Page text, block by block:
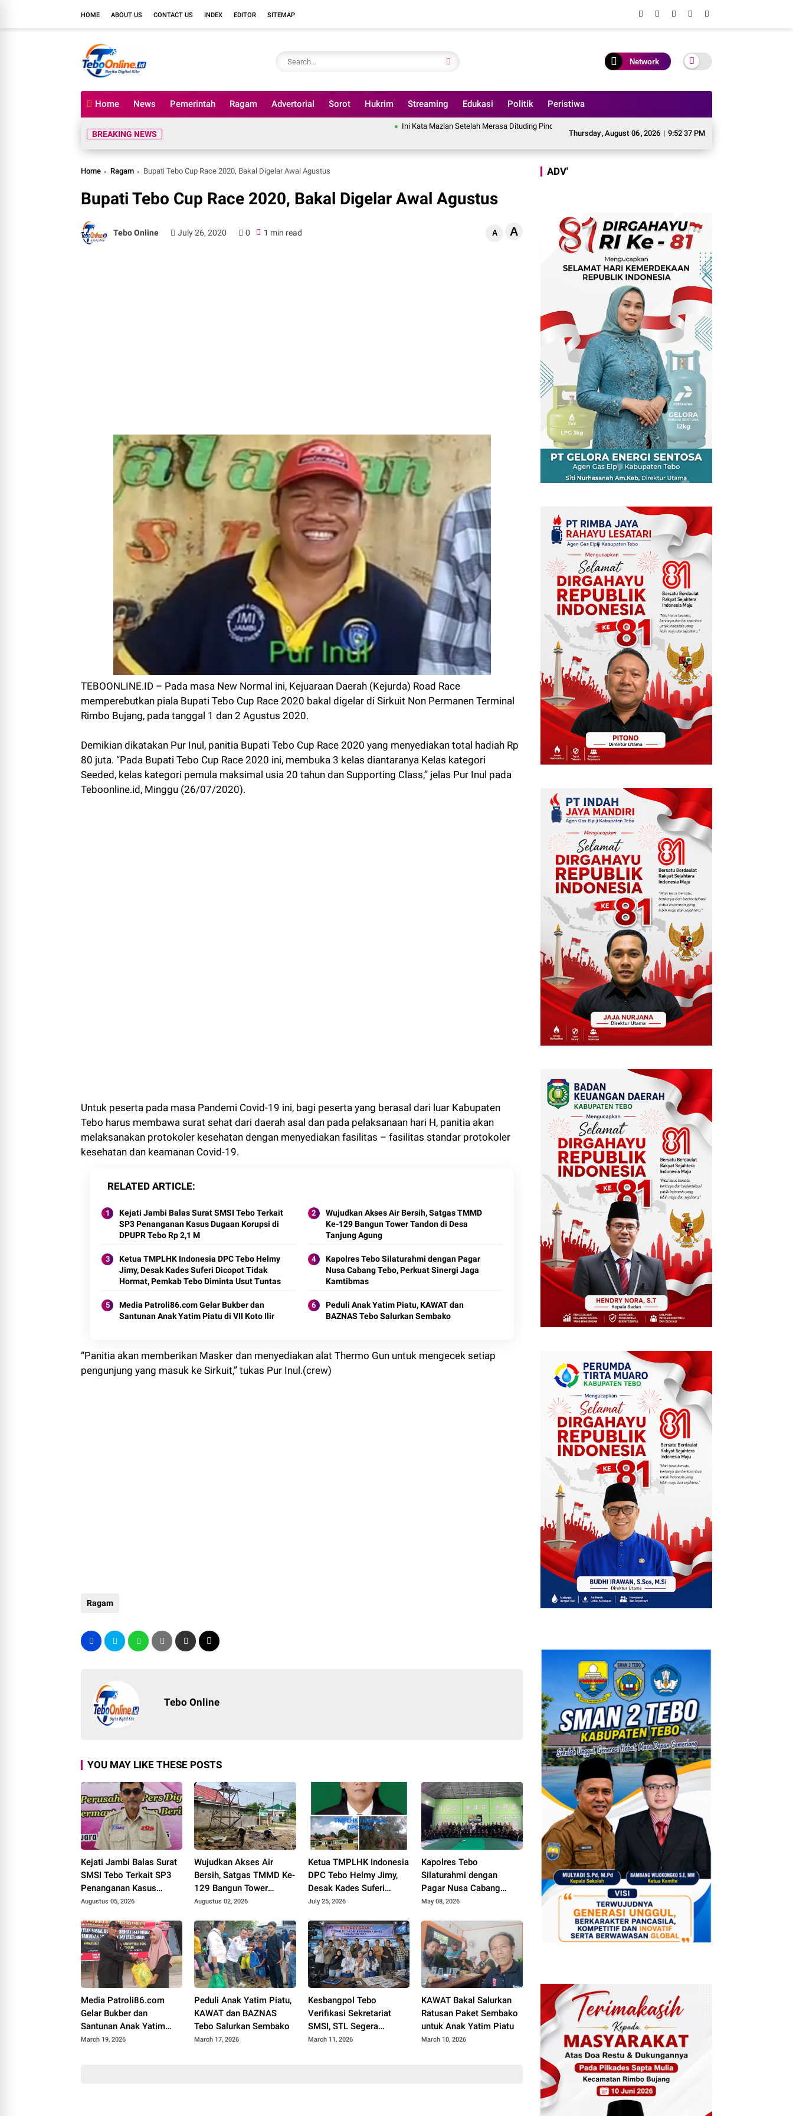
HOME ABOUT US CONTACT US INDEX EDITOR SITEMAP
Network
Home News Pemerintah Ragam Advertorial Sorot Hukrim Streaming Edukasi Politik Peristiwa
Thursday,August 06,2026 | 9:52 39 PM
BREAKING NEWS
Ini Kata Mazlan Setelah Merasa Dituding Pindahkan Anggaran Perbaikan Jalan Simpang Betung - Pintas ke Jalan Padang Lamo
Home Ragam Bupati Tebo Cup Race 2020, Bakal Digelar Awal Agustus
Bupati Tebo Cup Race 2020, Bakal Digelar Awal Agustus
Tebo Online July 26, 2020 0 1 min read A A
TEBOONLINE.ID – Pada masa New Normal ini, Kejuaraan Daerah (Kejurda) Road Race
memperebutkan piala Bupati Tebo Cup Race 2020 bakal digelar di Sirkuit Non Permanen Terminal
Rimbo Bujang, pada tanggal 1 dan 2 Agustus 2020.
Demikian dikatakan Pur Inul, panitia Bupati Tebo Cup Race 2020 yang menyediakan total hadiah Rp
80 juta. “Pada Bupati Tebo Cup Race 2020 ini, membuka 3 kelas diantaranya Kelas kategori
Seeded, kelas kategori pemula maksimal usia 20 tahun dan Supporting Class,” jelas Pur Inul pada
Teboonline.id, Minggu (26/07/2020).
Untuk peserta pada masa Pandemi Covid-19 ini, bagi peserta yang berasal dari luar Kabupaten
Tebo harus membawa surat sehat dari daerah asal dan pada pelaksanaan hari H, panitia akan
melaksanakan protokoler kesehatan dengan menyediakan fasilitas – fasilitas standar protokoler
kesehatan dan keamanan Covid-19.
RELATED ARTICLE
Kejati Jambi Balas Surat SMSI Tebo Terkait
SP3 Penanganan Kasus Dugaan Korupsi di
DPUPR Tebo Rp 2,1 M
Wujudkan Akses Air Bersih, Satgas TMMD
Ke-129 Bangun Tower Tandon di Desa
Tanjung Agung
Ketua TMPLHK Indonesia DPC Tebo Helmy
Jimy, Desak Kades Suferi Dicopot Tidak
Hormat, Pemkab Tebo Diminta Usut Tuntas
Kapolres Tebo Silaturahmi dengan Pagar
Nusa Cabang Tebo, Perkuat Sinergi Jaga
Kamtibmas
Media Patroli86.com Gelar Bukber dan
Santunan Anak Yatim Piatu di VII Koto Ilir
Peduli Anak Yatim Piatu, KAWAT dan
BAZNAS Tebo Salurkan Sembako
“Panitia akan memberikan Masker dan menyediakan alat Thermo Gun untuk mengecek setiap
pengunjung yang masuk ke Sirkuit,” tukas Pur Inul.(crew)
Ragam
Tebo Online
YOU MAY LIKE THESE POSTS
Kejati Jambi Balas Surat
SMSI Tebo Terkait SP3
Penanganan Kasus
Dugaan Korupsi di
Augustus 05, 2026
Wujudkan Akses Air
Bersih, Satgas TMMD Ke-
129 Bangun Tower
Tandon di Desa Tanjung
Augustus 02, 2026
Ketua TMPLHK Indonesia
DPC Tebo Helmy Jimy,
Desak Kades Suferi
Dicopot Tidak Hormat,
Usut Tuntas
July 25, 2026
Kapolres Tebo
Silaturahmi dengan
Pagar Nusa Cabang
Tebo, Perkuat Sinergi
May 08, 2026
Media Patroli86.com
Gelar Bukber dan
Santunan Anak Yatim
Piatu di VII Koto Ilir
March 19, 2026
Peduli Anak Yatim Piatu,
KAWAT dan BAZNAS
Tebo Salurkan Sembako
March 17, 2026
Kesbangpol Tebo
Verifikasi Sekretariat
SMSI, STL Segera
Diterbitkan
March 11, 2026
KAWAT Bakal Salurkan
Ratusan Paket Sembako
untuk Anak Yatim Piatu
March 10, 2026
ADV'